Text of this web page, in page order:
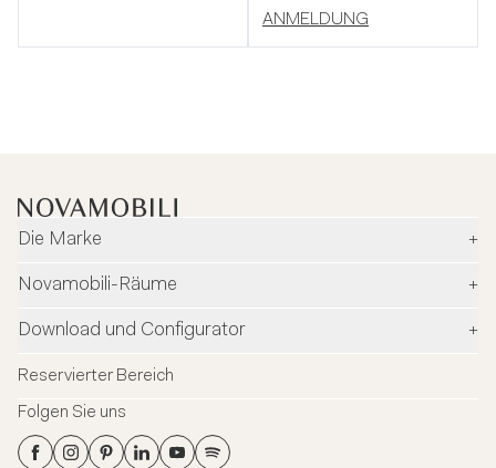
ANMELDUNG
Die Marke
+
Unternehmen
Designer
Neuigkeiten
Novamobili-Räume
+
Händler
Flagship Store Milano
Virtual Tour
Flagship Store Milano
Download und Configurator
+
Konfigurator
Datenblätter
Reservierter Bereich
Folgen Sie uns